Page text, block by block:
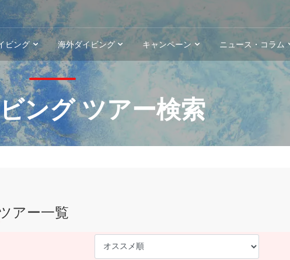
ング ツアー検索
アー一覧
ビング 海外ダイビング キャンペーン ニュース・コラム